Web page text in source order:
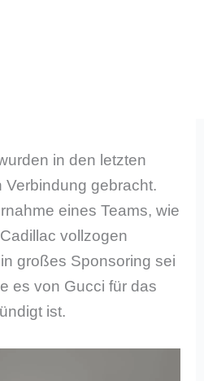
in den letzten
Verbindung gebracht.
eines Teams, wie
vollzogen
großes Sponsoring sei
es von Gucci für das
ist.